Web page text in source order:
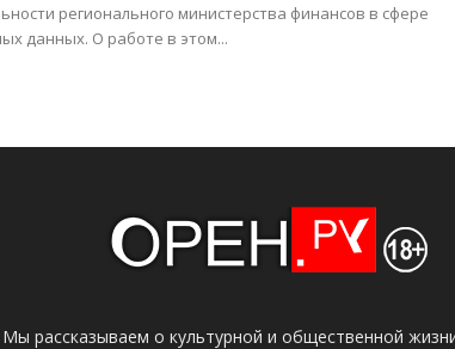
регионального министерства финансов в сфере
данных. О работе в этом...
рассказываем о культурной и общественной